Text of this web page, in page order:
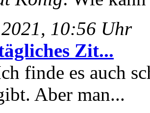
10:56 Uhr
Zit...
finde es auch
Aber man...